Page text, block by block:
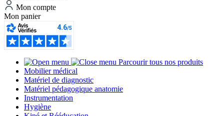
Mon compte
Mon panier
Parcourir tous nos produits
Mobilier médical
Matériel de diagnostic
Matériel pédagogique anatomie
Instrumentation
Hygiène